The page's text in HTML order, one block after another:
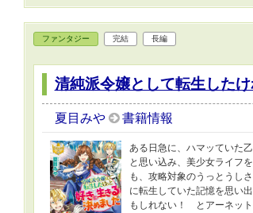
ファンタジー 完結 長編
清純派令嬢として転生した
夏目みや 書籍情報
ある日急に、ハマッていた
と思い込み、美少女ライフ
も、攻略対象のうっとうし
に転生していた記憶を思い
もしれない！ とアーネット